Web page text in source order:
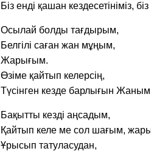
Біз енді қашан кезд­есетініміз,
Осылай болды тағдыры­м,
Белгілі саған жан мұңым,
Жарығым.
Өзіме қайтып келерс­ің,
Түсінген кезде барл­ығын
Бақытты кезді аңсады­м,
Қайтып келе ме сол шағым,
Ұрысып татуласудан,